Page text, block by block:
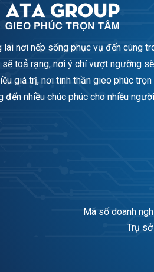
lai nơi nếp sống phục vụ đến cùng
toả rạng, nơi ý chí vượt ngưỡng
giá trị, nơi tinh thần gieo phúc trọn
đến nhiều chúc phúc cho nhiều
Mã số doanh
Trụ